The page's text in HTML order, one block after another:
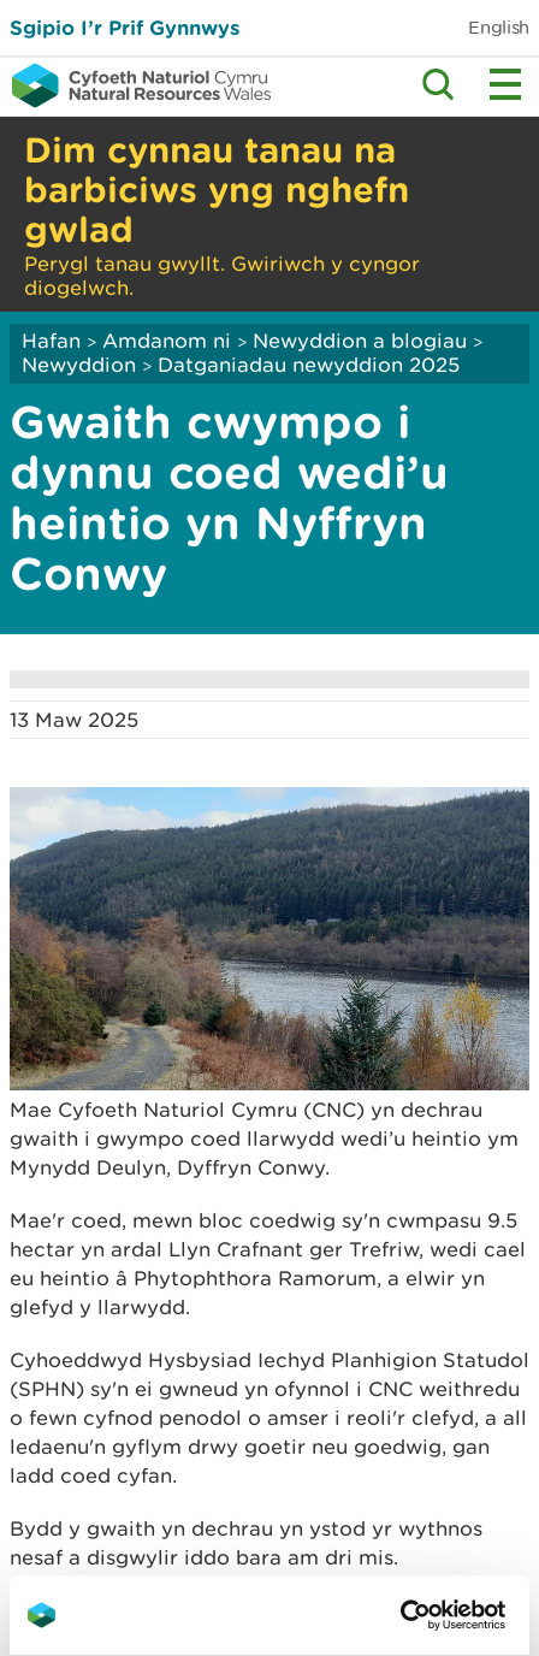
Sgipio I’r Prif Gynnwys English
Dim cynnau tanau na
barbiciws yng nghefn
gwlad
Perygl tanau gwyllt. Gwiriwch y cyngor
diogelwch.
Hafan > Amdanom ni > Newyddion a blogiau >
Newyddion > Datganiadau newyddion 2025
Gwaith cwympo i
dynnu coed wedi’u
heintio yn Nyffryn
Conwy
13 Maw 2025
Mae Cyfoeth Naturiol Cymru (CNC) yn dechrau
gwaith i gwympo coed llarwydd wedi’u heintio ym
Mynydd Deulyn, Dyffryn Conwy.
Mae'r coed, mewn bloc coedwig sy'n cwmpasu 9.5
hectar yn ardal Llyn Crafnant ger Trefriw, wedi cael
eu heintio â Phytophthora Ramorum, a elwir yn
glefyd y llarwydd.
Cyhoeddwyd Hysbysiad Iechyd Planhigion Statudol
(SPHN) sy'n ei gwneud yn ofynnol i CNC weithredu
o fewn cyfnod penodol o amser i reoli'r clefyd, a all
ledaenu'n gyflym drwy goetir neu goedwig, gan
ladd coed cyfan.
Bydd y gwaith yn dechrau yn ystod yr wythnos
nesaf a disgwylir iddo bara am dri mis.
Bydd y gwaith cynaeafu yn rhoi ystyriaeth lawn i
bresenoldeb unrhyw rywogaethau a warchodir a'u